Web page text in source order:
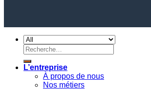
Recherche
pour :
L’entreprise
À propos de nous
Nos métiers